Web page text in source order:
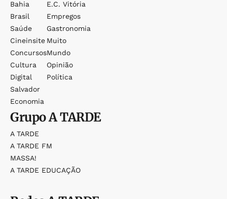
Bahia
Brasil
Saúde
Cineinsite
Concursos
Cultura
Digital
Salvador
Economia
E.c. Vitória
Empregos
Gastronomia
Muito
Mundo
Opinião
Política
GrupoA TARDE
A TARDE
A TARDE FM
MASSA!
A TARDE EDUCAÇÃO